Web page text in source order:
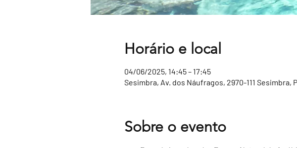
Horário e local
04/06/2025, 14:45 – 17:45
Sesimbra, Av. dos Náufragos, 2970-111 Sesimbra,
Sobre o evento